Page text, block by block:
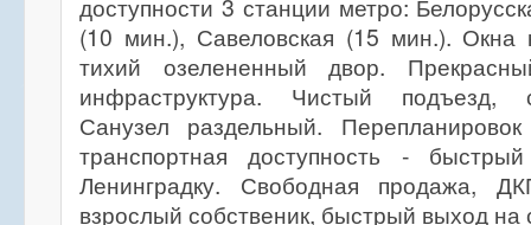
доступности 3 станции метро:
(10 мин.), Савеловская (15 мин.). Окна
тихий озелененный двор.
инфраструктура. Чистый подъезд,
Санузел раздельный.
транспортная доступность -
Ленинградку. Свободная продажа,
взрослый собственик, быстрый выход на